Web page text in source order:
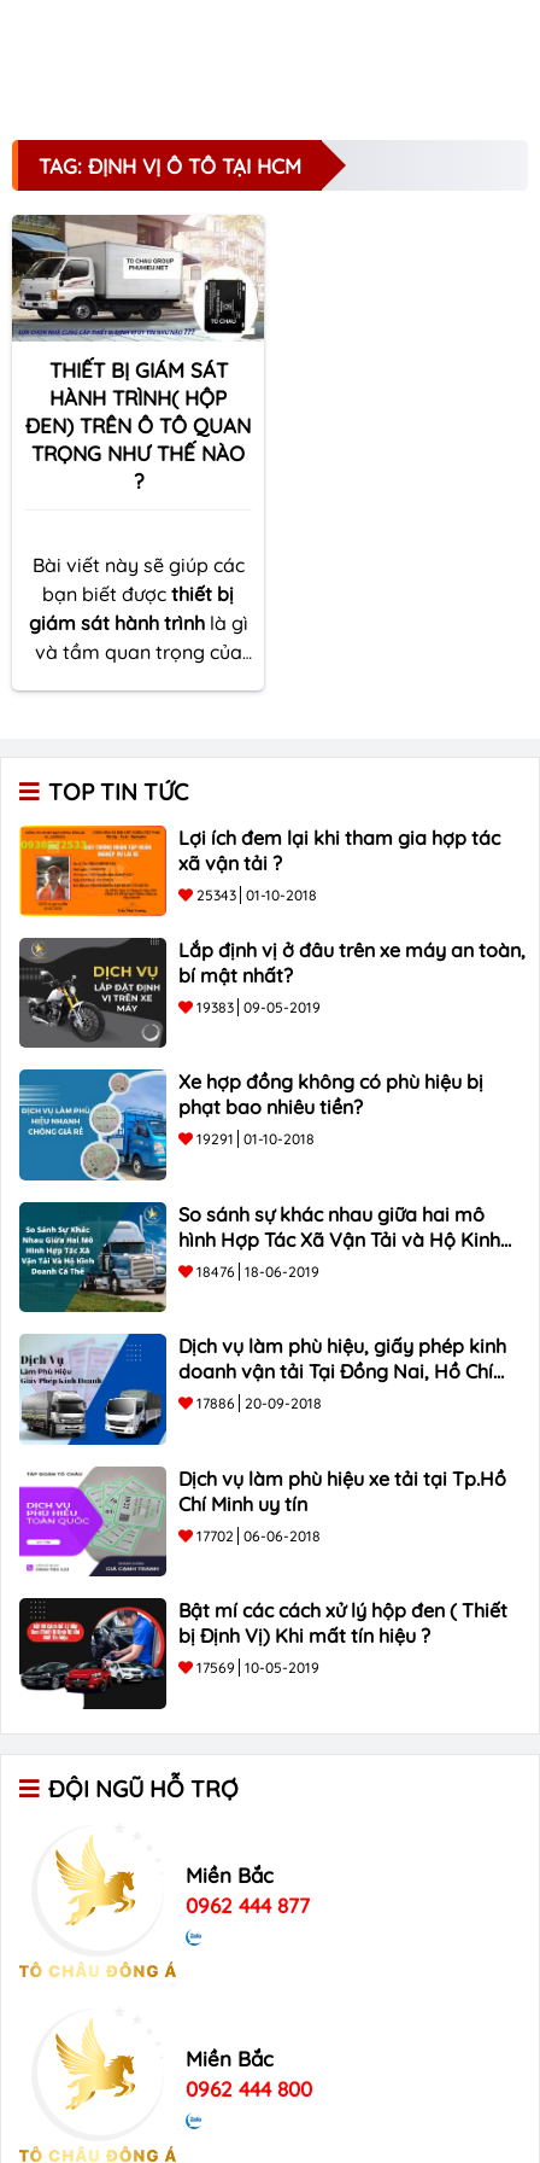
TAG: ĐỊNH VỊ Ô TÔ TẠI HCM
THIẾT BỊ GIÁM SÁT
HÀNH TRÌNH( HỘP
ĐEN) TRÊN Ô TÔ QUAN
TRỌNG NHƯ THẾ NÀO
?
Bài viết này sẽ giúp các
bạn biết được thiết bị
giám sát hành trìnhlà gì
và tầm quan trọng của
để hiểu rõ hơn về tầm
quan trọng của thiết bị
giám sát hành trình,các
bạn có thể liên hệ
0906783533, đường dây
hỗ trợ củaTÔ CHÂUđể
được tư vấn.
TOP TIN TỨC
Lợi ích đem lại khi tham gia hợp tác
xã vận tải ?
25343 01-10-2018
Lắp định vị ở đâu trên xe máy an toàn,
bí mật nhất?
19383 09-05-2019
Xe hợp đồng không có phù hiệu bị
phạt bao nhiêu tiền?
19291 01-10-2018
So sánh sự khác nhau giữa hai mô
hình Hợp Tác Xã Vận Tải và Hộ Kinh
Doanh Cá Thể
18476 18-06-2019
Dịch vụ làm phù hiệu, giấy phép kinh
doanh vận tải Tại Đồng Nai, Hồ Chí
Minh
17886 20-09-2018
Dịch vụ làm phù hiệu xe tải tại Tp.Hồ
Chí Minh uy tín
17702 06-06-2018
Bật mí các cách xử lý hộp đen ( Thiết
bị Định Vị) Khi mất tín hiệu ?
17569 10-05-2019
ĐỘI NGŨ HỖ TRỢ
Miền Bắc
0962 444 877
Miền Bắc
0962 444 800